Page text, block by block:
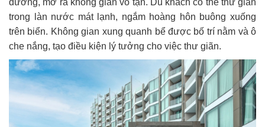
trong làn nước mát lạnh, ngắm hoàng hôn buông xuống
trên biển. Không gian xung quanh bể được bố trí nằm và ô
che nắng, tạo điều kiện lý tưởng cho việc thư giãn.